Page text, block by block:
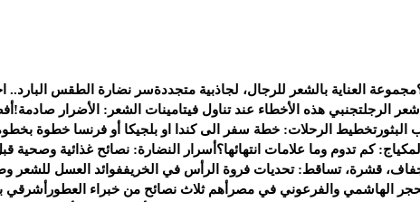
مجموعة العناية بالشعر للرجال، لجاذبية متجددةسر نضارة الطقس البارد..
الرجلتجنبي هذه الأخطاء عند تناول فيتامينات الشعر: الأضرار صادمة!
البثورتخطيط الرحلات: خطة سفر الى كندا او بلجيكا أو فرنسا خطوة
كم تدوم وما علامات انتهائها؟ أسرار النضارة: نصائح غذائية وصحية
قشرة، تساقط: تحديات فروة الرأس في الخريففوائد العسل للشعر
الهاشمي والفرعوني في مصر أهم ثلاث نصائح من خبراء العطور أشرقي